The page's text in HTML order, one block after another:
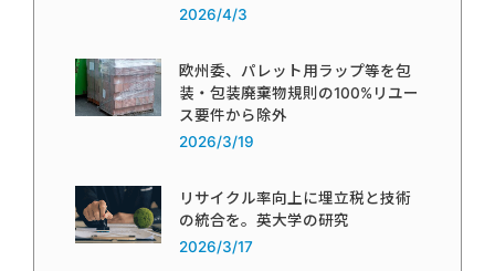
2026/4/3
欧州委、パレット用ラップ等を包
装・包装廃棄物規則の100%リユー
ス要件から除外
2026/3/19
リサイクル率向上に埋立税と技術
の統合を。英大学の研究
2026/3/17